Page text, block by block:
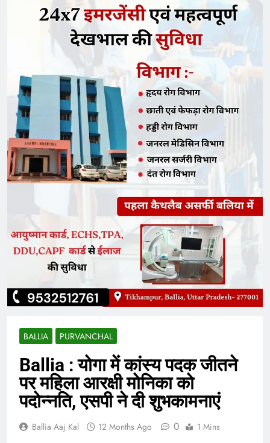
BALLIA PURVANCHAL
Ballia : योगा में कांस्य पदक जीतने
पर महिला आरक्षी मोनिका को
पदोन्नति, एसपी ने दी शुभकामनाएं
Ballia Aaj Kal 12 Months Ago 0 1 Mins